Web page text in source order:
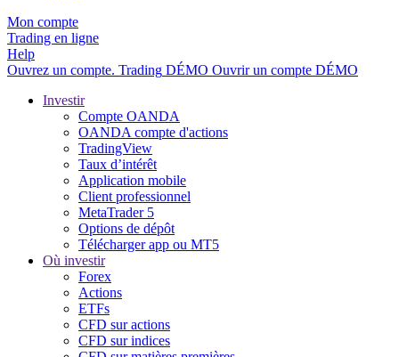
Mon compte
Trading en ligne
Help
Ouvrez un compte. Trading DÉMO Ouvrir un compte DÉMO
Investir
Compte OANDA
OANDA compte d'actions
TradingView
Taux d’intérêt
Application mobile
Client professionnel
MetaTrader 5
Options de dépôt
Télécharger app ou MT5
Où investir
Forex
Actions
ETFs
CFD sur actions
CFD sur indices